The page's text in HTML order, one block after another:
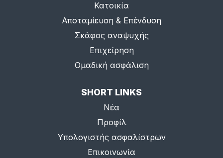
Κατοικία
Αποταμίευση & Επένδυση
Σκάφος αναψυχής
Επιχείρηση
Ομαδική ασφάλιση
SHORT LINKS
Νέα
Προφίλ
Υπολογιστής ασφαλίστρων
Επικοινωνία